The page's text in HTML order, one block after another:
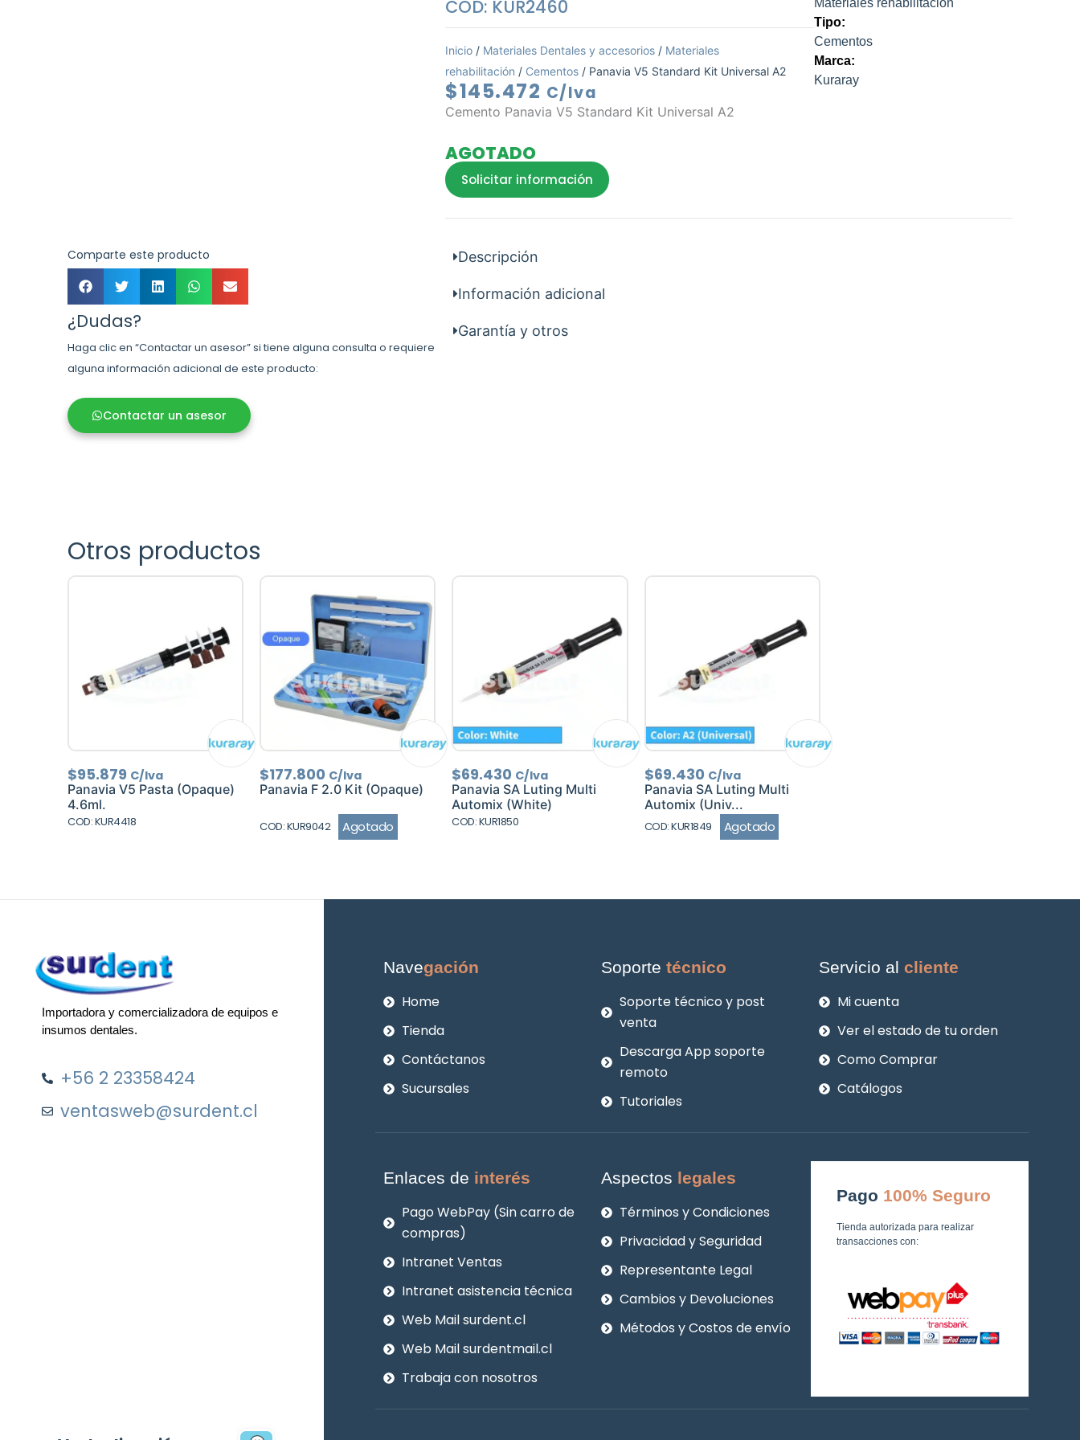
Comparte este producto
¿Dudas?
Haga clic en “Contactar un asesor” si tiene alguna consulta o requiere
alguna información adicional de este producto:
Contactar un asesor
COD: KUR2460
Inicio / Materiales Dentales y accesorios / Materiales
rehabilitación / Cementos / Panavia V5 Standard Kit Universal A2
$145.472 C/Iva
Cemento Panavia V5 Standard Kit Universal A2
AGOTADO
Solicitar información
Materiales rehabilitación
Tipo:
Cementos
Marca:
Kuraray
Descripción
Información adicional
Garantía y otros
Otros productos
$95.879 C/Iva
Panavia V5 Pasta (Opaque)
4.6ml.
COD: KUR4418
$177.800 C/Iva
Panavia F 2.0 Kit (Opaque)
COD: KUR9042 Agotado
$69.430 C/Iva
Panavia SA Luting Multi
Automix (White)
COD: KUR1850
$69.430 C/Iva
Panavia SA Luting Multi
Automix (Univ...
COD: KUR1849 Agotado
Importadora y comercializadora de equipos e
insumos dentales.
+56 2 23358424
ventasweb@surdent.cl
Navegación
Home
Tienda
Contáctanos
Sucursales
Soportetécnico
Soporte técnico y post
venta
Descarga App soporte
remoto
Tutoriales
Servicio alcliente
Mi cuenta
Ver el estado de tu orden
Como Comprar
Catálogos
Enlaces de interés
Pago WebPay (Sin carro de
compras)
Intranet Ventas
Intranet asistencia técnica
Web Mail surdent.cl
Web Mail surdentmail.cl
Trabaja con nosotros
Aspectos legales
Términos y Condiciones
Privacidad y Seguridad
Representante Legal
Cambios y Devoluciones
Métodos y Costos de envío
Pago 100% Seguro
Tienda autorizada para realizar
transacciones con: